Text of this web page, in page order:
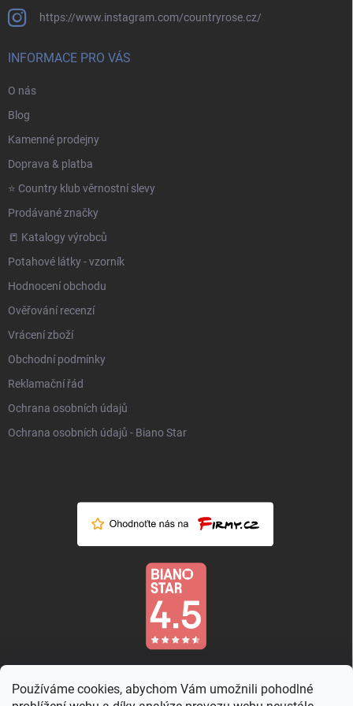
Používáme cookies, abychom Vám umožnili pohodlné
https://www.instagram.com/countryrose.cz/
INFORMACE PRO VÁS
O nás
Blog
Kamenné prodejny
Doprava & platba
⭐️ Country klub věrnostní slevy
Prodávané značky
📒 Katalogy výrobců
Potahové látky - vzorník
Hodnocení obchodu
Ověřování recenzí
Vrácení zboží
Obchodní podmínky
Reklamační řád
Ochrana osobních údajů
Ochrana osobních údajů - Biano Star